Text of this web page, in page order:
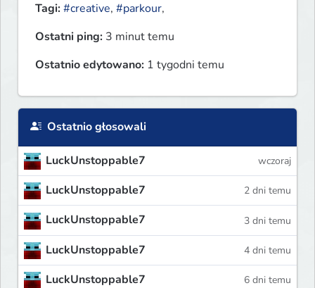
Tagi:#creative, #parkour,
Ostatni ping: 3 minut temu
Ostatnio edytowano: 1 tygodni temu
Ostatnio głosowali
LuckUnstoppable7 wczoraj
LuckUnstoppable7 2 dni temu
LuckUnstoppable7 3 dni temu
LuckUnstoppable7 4 dni temu
LuckUnstoppable7 6 dni temu